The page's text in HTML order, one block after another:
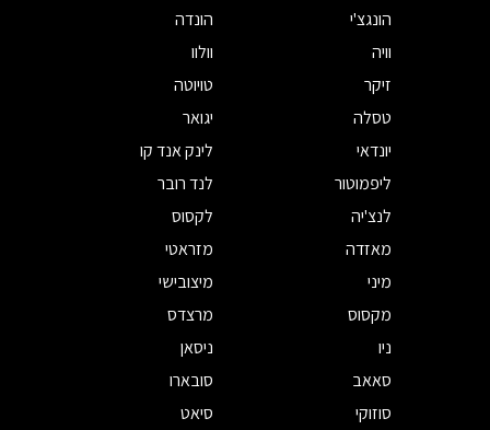
הונגצ'י
הונדה
וויה
וולוו
זיקר
טויוטה
טסלה
יגואר
יונדאי
לינק אנד קו
ליפמוטור
לנד רובר
לנצ'יה
לקסוס
מאזדה
מזראטי
מיני
מיצובישי
מקסוס
מרצדס
ניו
ניסאן
סאאב
סובארו
סוזוקי
סיאט